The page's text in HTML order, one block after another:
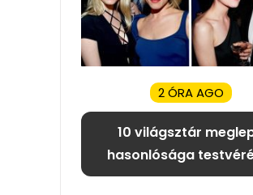
2 ÓRA AGO
10 világsztár
hasonlósága